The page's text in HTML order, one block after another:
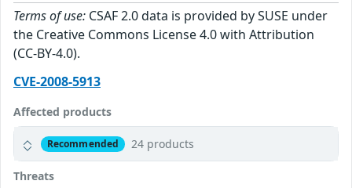
Terms of use: CSAF 2.0 data is provided by SUSE under
the Creative Commons License 4.0 with Attribution
(CC-BY-4.0).
CVE-2008-5913
Affected products
Recommended 24 products
Threats